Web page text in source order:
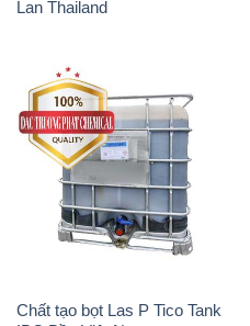
Chất tạo bọt Las P Tico Tank
IBC Bồn Việt Nam